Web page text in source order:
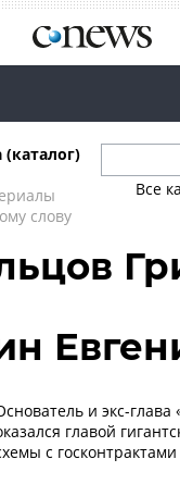
слову
Все
и экс-глава
главой
с